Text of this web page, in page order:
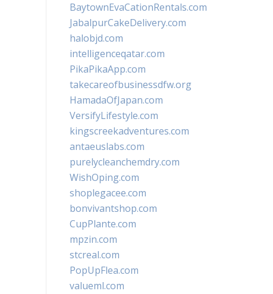
BaytownEvaCationRentals.com
JabalpurCakeDelivery.com
halobjd.com
intelligenceqatar.com
PikaPikaApp.com
takecareofbusinessdfw.org
HamadaOfJapan.com
VersifyLifestyle.com
kingscreekadventures.com
antaeuslabs.com
purelycleanchemdry.com
WishOping.com
shoplegacee.com
bonvivantshop.com
CupPlante.com
mpzin.com
stcreal.com
PopUpFlea.com
valueml.com